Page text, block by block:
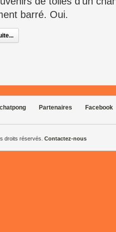
barré. Oui.
Partenaires Facebook
droits réservés. Contactez-nous